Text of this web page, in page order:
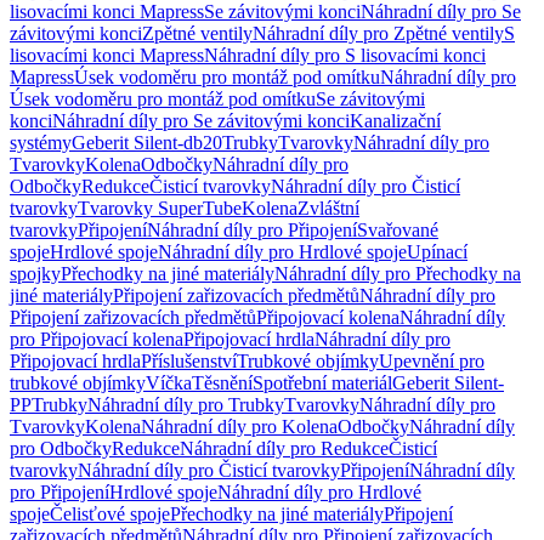
lisovacími konci MapressSe závitovými konciNáhradní díly pro Se
závitovými konciZpětné ventilyNáhradní díly pro Zpětné ventilyS
lisovacími konci MapressNáhradní díly pro S lisovacími konci
MapressÚsek vodoměru pro montáž pod omítkuNáhradní díly pro
Úsek vodoměru pro montáž pod omítkuSe závitovými
konciNáhradní díly pro Se závitovými konciKanalizační
systémyGeberit Silent-db20TrubkyTvarovkyNáhradní díly pro
TvarovkyKolenaOdbočkyNáhradní díly pro
OdbočkyRedukceČisticí tvarovkyNáhradní díly pro Čisticí
tvarovkyTvarovky SuperTubeKolenaZvláštní
tvarovkyPřipojeníNáhradní díly pro PřipojeníSvařované
spojeHrdlové spojeNáhradní díly pro Hrdlové spojeUpínací
spojkyPřechodky na jiné materiályNáhradní díly pro Přechodky na
jiné materiályPřipojení zařizovacích předmětůNáhradní díly pro
Připojení zařizovacích předmětůPřipojovací kolenaNáhradní díly
pro Připojovací kolenaPřipojovací hrdlaNáhradní díly pro
Připojovací hrdlaPříslušenstvíTrubkové objímkyUpevnění pro
trubkové objímkyVíčkaTěsněníSpotřební materiálGeberit Silent-
PPTrubkyNáhradní díly pro TrubkyTvarovkyNáhradní díly pro
TvarovkyKolenaNáhradní díly pro KolenaOdbočkyNáhradní díly
pro OdbočkyRedukceNáhradní díly pro RedukceČisticí
tvarovkyNáhradní díly pro Čisticí tvarovkyPřipojeníNáhradní díly
pro PřipojeníHrdlové spojeNáhradní díly pro Hrdlové
spojeČelisťové spojePřechodky na jiné materiályPřipojení
zařizovacích předmětůNáhradní díly pro Připojení zařizovacích